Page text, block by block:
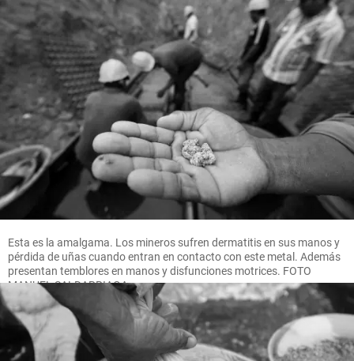
Esta es la amalgama. Los mineros sufren dermatitis en sus manos y
pérdida de uñas cuando entran en contacto con este metal. Además
presentan temblores en manos y disfunciones motrices. FOTO
MANUEL SALDARRIAGA